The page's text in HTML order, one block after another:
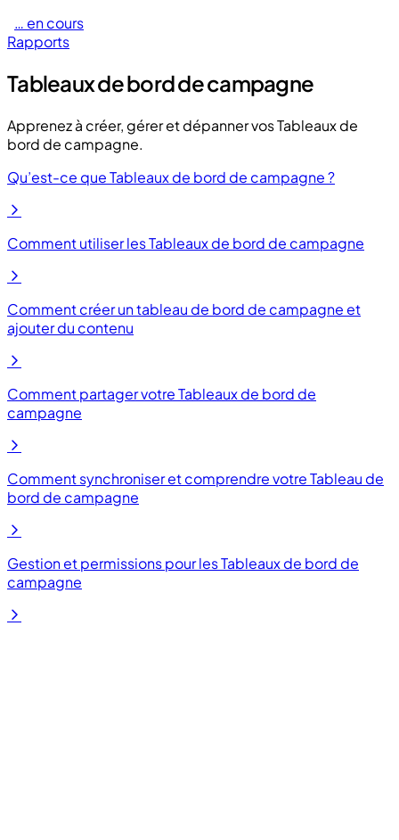
… en cours
Rapports
Tableaux de bord de campagne
Apprenez à créer, gérer et dépanner vos Tableaux de
bord de campagne.
Qu’est-ce que Tableaux de bord de campagne ?
Comment utiliser les Tableaux de bord de campagne
Comment créer un tableau de bord de campagne et
ajouter du contenu
Comment partager votre Tableaux de bord de
campagne
Comment synchroniser et comprendre votre Tableau de
bord de campagne
Gestion et permissions pour les Tableaux de bord de
campagne